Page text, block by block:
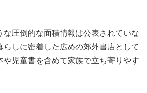
な圧倒的な面積情報は公表されていな
らしに密着した広めの郊外書店として
や児童書を含めて家族で立ち寄りやす